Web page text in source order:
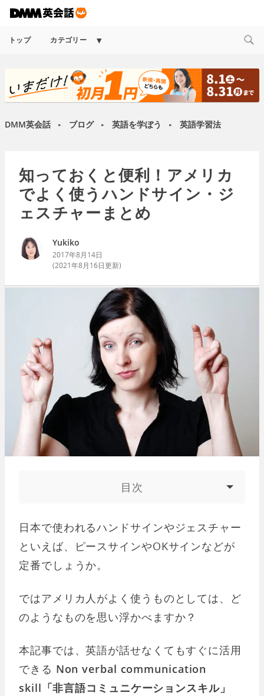
トップ カテゴリー
Expand
menu
DMM英会話 ► ブログ ► 英語を学ぼう ► 英語学習法
知っておくと便利！アメリカ
でよく使うハンドサイン・ジ
ェスチャーまとめ
Yukiko
2017年8月14日
(2021年8月16日更新)
目次
日本で使われるハンドサインやジェスチャー
といえば、ピースサインやOKサインなどが
定番でしょうか。
ではアメリカ人がよく使うものとしては、ど
のようなものを思い浮かべますか？
本記事では、英語が話せなくてもすぐに活用
できる Non verbal communication
skill「非言語コミュニケーションスキル」